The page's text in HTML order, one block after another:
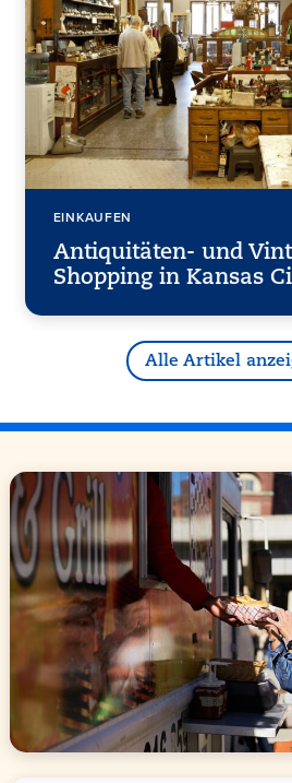
EINKAUFEN
Antiquitäten- und
Shopping in Kansas
Alle Artikel